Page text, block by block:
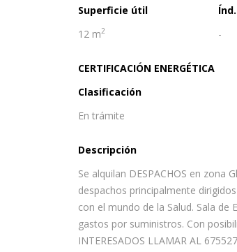
Superficie útil
12 m2
-
CERTIFICACIÓN ENERGÉTICA
Clasificación
En trámite
Descripción
Se alquilan DESPACHOS en zona
despachos principalmente
con el mundo de la Salud. Sala
gastos por suministros. Con
INTERESADOS LLAMAR AL